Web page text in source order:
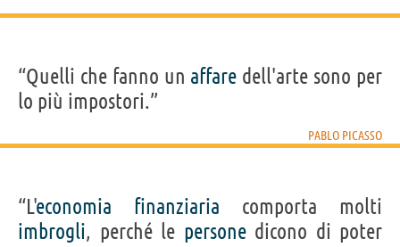
“Quelli che fanno un affare dell'arte sono per
lo più impostori.”
PABLO PICASSO
“L'economia finanziaria comporta molti
imbrogli, perché le personedicono di poter